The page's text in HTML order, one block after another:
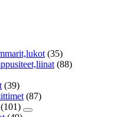
(35)
(88)
(39)
(87)
(101)